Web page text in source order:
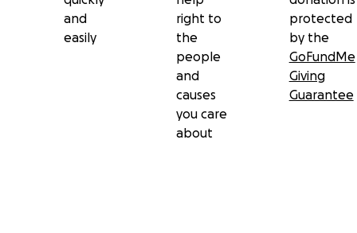
and
easily
right to
the
people
and
causes
you care
about
protected
by the
GoFundMe
Giving
Guarantee